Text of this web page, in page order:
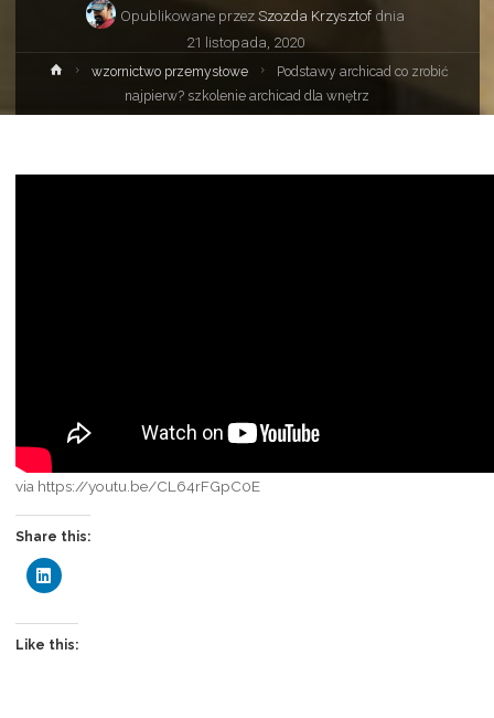
Opublikowane przezSzozda Krzysztof dnia
21 listopada, 2020
Stronawzornictwo przemysłowe
Podstawy archicad co zrobić
najpierw? szkolenie archicad dla wnętrz
via https://youtu.be/CL64rFGpC0E
Share this:
C
l
k
t
Like this: